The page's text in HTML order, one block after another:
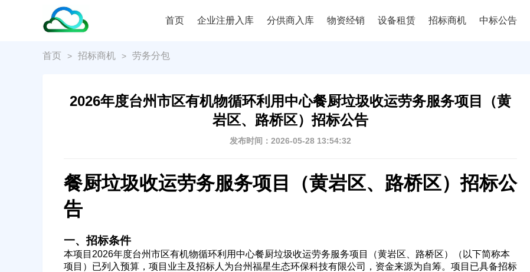
首页 企业注册入库 分供商入库 物资经销 设备租赁 招标商机 中标公告
首页 > 招标商机 > 劳务分包
2026年度台州市区有机物循环利用中心餐厨垃圾收运劳务服务项目（黄
岩区、路桥区）招标公告
发布时间：2026-05-28 13:54:32
餐厨垃圾收运劳务服务项目（黄岩区、路桥区）招标公
告
一、招标条件
本项目2026年度台州市区有机物循环利用中心餐厨垃圾收运劳务服务项目（黄岩区、路桥区）（以下简称本
项目）已列入预算，项目业主及招标人为台州福星生态环保科技有限公司，资金来源为自筹。项目已具备招标